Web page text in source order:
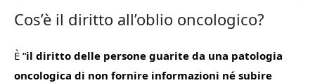
Cos’è il diritto all’oblio oncologico?
È “il diritto delle persone guarite da una patologia
oncologica di non fornire informazioni né subire